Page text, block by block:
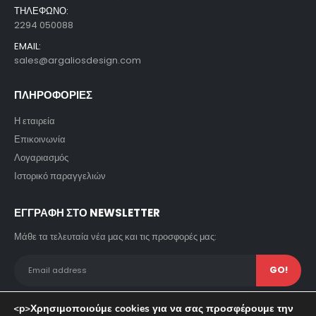
ΤΗΛΕΦΩΝΟ:
2294 050088
EMAIL:
sales@argaliosdesign.com
ΠΛΗΡΟΦΟΡΙΕΣ
Η εταιρεία
Επικοινωνία
Λογαριασμός
Ιστορικό παραγγελιών
ΕΓΓΡΑΦΗ ΣΤΟ NEWSLETTER
Μάθε τα τελευταία νέα μας και τις προσφορές μας:
<p>Χρησιμοποιούμε cookies για να σας προσφέρουμε την